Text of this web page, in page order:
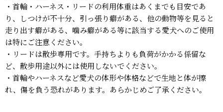
・首輪・ハーネス・リードの利用体重はあくまでも目安であ
り、しつけが不十分、引っ張り癖がある、他の動物等を見ると
走り出す癖がある、噛み癖がある等に該当する愛犬へのご使用
は特にご注意ください。
・リードは散歩専用です。手持ちよりも負荷がかかる係留な
ど、散歩用途以外には使用しないでください。
・首輪やハーネスなど愛犬の体形や体格などで生地と体が擦
れ、傷を負う恐れがあります。あらかじめご了承ください。